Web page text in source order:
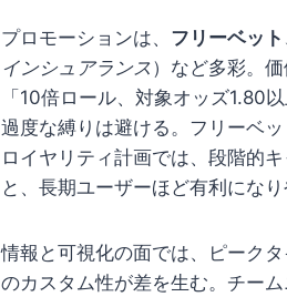
プロモーションは、 フリーベット
インシュアランス）など多彩。
「10倍ロール、対象オッズ1.80
過度な縛りは避ける。フリーベ
ロイヤリティ計画では、段階的
と、長期ユーザーほど有利になり
情報と可視化の面では、ピークタ
のカスタム性が差を生む。チー